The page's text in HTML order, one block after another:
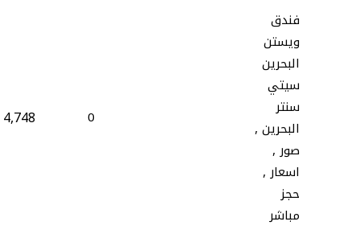
فندق
ويستن
البحرين
سيتي
سنتر
البحرين ,
صور ,
اسعار ,
حجز
مباشر
0
4,748